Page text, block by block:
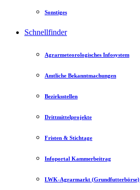
Sonstiges
Schnellfinder
Agrarmeteorologisches Infosystem
Amtliche Bekanntmachungen
Bezirksstellen
Drittmittelprojekte
Fristen & Stichtage
Infoportal Kammerbeitrag
LWK-Agrarmarkt (Grundfutterbörse)